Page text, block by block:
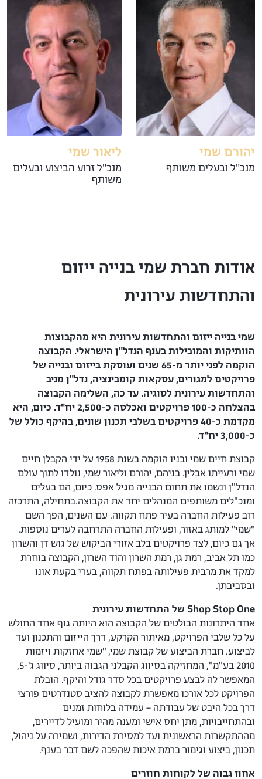
יהורם שמי
מנכ"ל ובעלים משותף
ליאור שמי
מנכ"ל זרוע הביצוע ובעלים
משותף
אודות חברת שמי בנייה ייזום
והתחדשות עירונית
שמי בנייה ייזום והתחדשות עירונית היא מהקבוצות
הוותיקות והמובילות בענף הנדל"ן הישראלי. הקבוצה
הוקמה לפני יותר מ-65 שנים ועוסקת בייזום ובנייה של
פרויקטים למגורים, עסקאות קומבינציה, נדל"ן מניב
והתחדשות עירונית לסוגיה. עד כה, השלימה הקבוצה
בהצלחה כ-100 פרויקטים ואכלסה כ-2,500 יח"ד. כיום, היא
מקדמת כ-40 פרויקטים בשלבי תכנון שונים, בהיקף כולל של
כ-3,000 יח"ד.
קבוצת חיים שמי ובניו הוקמה בשנת 1958 על ידי הקבלן חיים
שמי ורעייתו אבלין. בניהם, יהורם וליאור שמי, נולדו לתוך עולם
הנדל"ן ונשמו את תחום הבנייה מגיל אפס. כיום, הם בעלים
ומנכ"לים משותפים המנהלים יחד את הקבוצה.בתחילה, התרכזה
רוב פעילות החברה בעיר פתח תקווה. עם השנים, הפך השם
"שמי" למותג באזור, ופעילות החברה התרחבה לערים נוספות.
אך גם כיום, לצד פרויקטים בלב אזורי הביקוש של גוש דן והשרון
כמו תל אביב, רמת גן, רמת השרון והוד השרון, הקבוצה בוחרת
למקד את מרבית פעילותה בפתח תקווה, בערי בקעת אונו
ובסביבתן.
Shop Stop One של התחדשות עירונית
אחד היתרונות הבולטים של הקבוצה הוא היותה גוף אחד החולש
על כל שלבי הפרויקט, מאיתור הקרקע, דרך הייזום והתכנון ועד
לביצוע. חברת הביצוע של קבוצת שמי, "שמי אחזקות ויזמות
2010 בע"מ", המחזיקה בסיווג הקבלני הגבוה ביותר, סיווג ג'-5,
המאפשר לה לבצע פרויקטים בכל סדר גודל והיקף. הובלת
הפרויקט לכל אורכו מאפשרת לקבוצה להציב סטנדרטים פורצי
דרך בכל היבט של עבודתה – עמידה בלוחות זמנים
ובהתחייבויות, מתן יחס אישי ומענה מהיר ומועיל לדיירים,
מההתקשרות הראשונית ועד למסירת הדירות, ושמירה על ניהול,
תכנון, ביצוע וגימור ברמת איכות שהפכה לשם דבר בענף.
אחוז גבוה של לקוחות חוזרים